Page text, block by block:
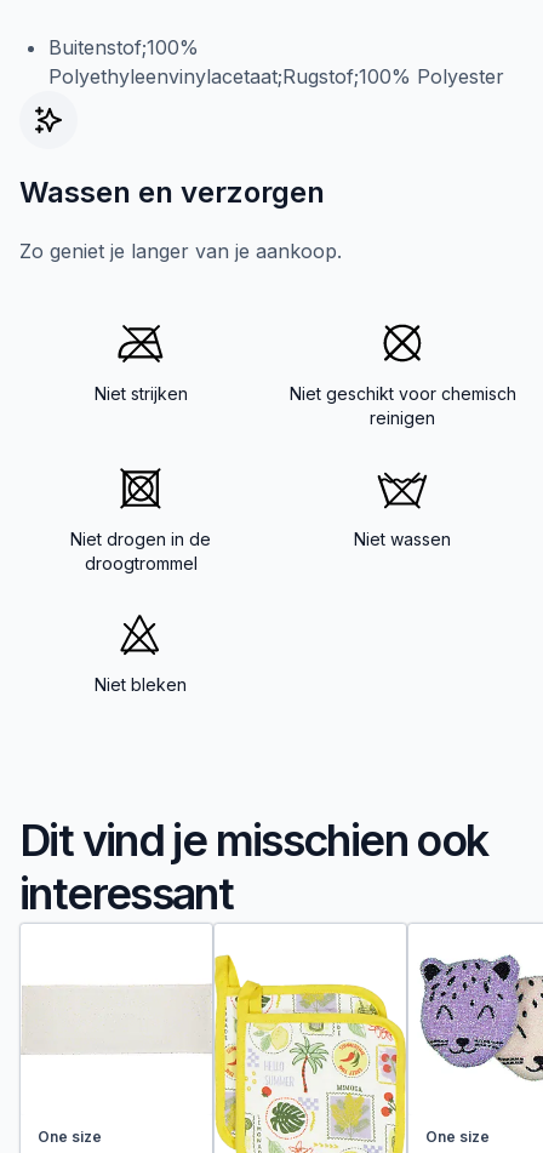
Buitenstof;100%
Polyethyleenvinylacetaat;Rugstof;100% Polyester
Wassen en verzorgen
Zo geniet je langer van je aankoop.
Niet strijken
Niet geschikt voor chemisch
reinigen
Niet drogen in de
droogtrommel
Niet wassen
Niet bleken
Dit vind je misschien ook
interessant
One size One size